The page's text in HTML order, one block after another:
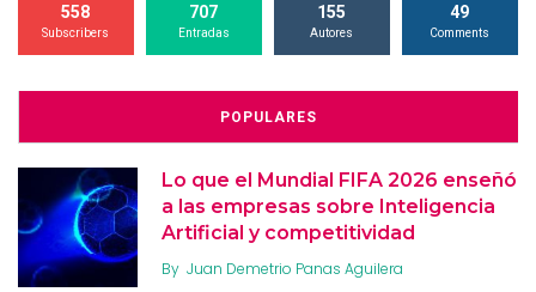
558
Subscribers
707
Entradas
155
Autores
49
Comments
POPULARES
Lo que el Mundial FIFA 2026 enseñó
a las empresas sobre Inteligencia
Artificial y competitividad
By Juan Demetrio Panas Aguilera